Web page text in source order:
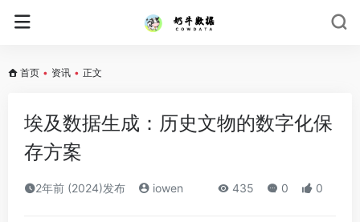
首页 • 资讯 • 正文
埃及数据生成：历史文物的数字化保
存方案
2年前 (2024)发布 iowen 435 0 0